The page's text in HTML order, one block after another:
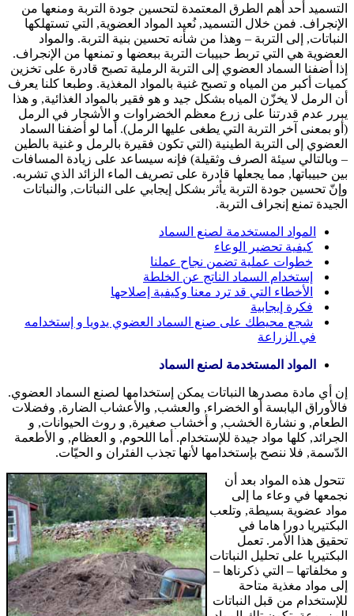
التسميد أحد أهم الطرق المعتمدة لتحسين جودة التربة ومنعها من
الإنجراف. فمن خلال التسميد, نُعيد المواد العضوية, التي تستهلكها
النباتات, إلى التربة – وهذا من شأنه تحسين بنية التربة. والمواد
العضوية هي التي تربط حبيبات التربة ببعضها و تمنعها من الإنجراف.
إذا أضفنا السماد العضوي إلى التربة الرملية تصبح قادرة على تخزين
كميات أكبر من المياه و تصبح غنية بالمواد المغذية. وطبعا كلنا يعرف
أن الرمل لا يخزّن المياه بشكل جيد و هو فقير بالمواد الغذائية, و هذا
يبرر عدم قدرتنا على زرع معظم الخضراوات و الأشجار في الرمل
(أو بمعنى آخر التربة التي يطغى عليها الرمل). أما لو أضفنا السماد
العضوي إلى التربة الطينية (التي تكون فقيرة بالرمل و غنية بالطين
– وبالتالي سيئة الصرف وثقيلة) فإنه سيساعد على زيادة المسافات
بين حبيباتها, مما يجعلها قادرة على تصريف الماء الزائد الذي تشربه.
وإنّ تحسين جودة التربة يأثر بشكل إيجابي على النباتات, والنباتات
الجيدة تمنع إنجراف التربة.
المواد المستخدمة لصنع السماد
كيفية تحضير الوعاء
خطوات عملية تضمن نجاح عملنا
إستخدام السماد الناتج عن الخلطة
الأخطاء التي قد ترد معنا وكيفية إصلاحها
فكرة إيجابية
شجع محيطك على صنع السماد العضوي يدويا و إستخدامه
في الزراعة
المواد المستخدمة لصنع السماد
إن أي مادة مصدرها النباتات يمكن إستخدامها لصنع السماد العضوي.
فالأوراق اليابسة أو الخضراء, والعشب, والأعشاب الضارة, وفضلات
الطعام, و نشارة الخشب, و أخشاب صغيرة, و روث الحيوانات, و
الجرائد, كلها مواد جيدة للإستخدام. أما اللحوم, و العظام, و الأطعمة
الدّسمة, فلا ننصح بإستخدامها لأنها تجذب الفئران و الحيّات.
تتحول هذه المواد بعد أن
نجمعها في وعاء ما إلى
مواد عضوية بسيطة, وتلعب
البكتيريا دورا هاما في
تحقيق هذا الأمر. تعمل
البكتيريا على تحليل النباتات
و مخلفاتها – التي ذكرناها –
إلى مواد مغذية متاحة
للإستخدام من قبل النباتات